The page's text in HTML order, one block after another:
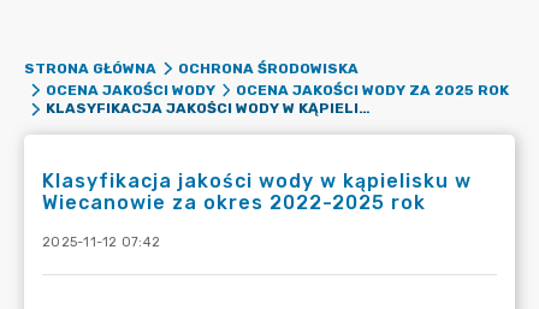
STRONA GŁÓWNA
OCHRONA ŚRODOWISKA
OCENA JAKOŚCI WODY
OCENA JAKOŚCI WODY ZA 2025 ROK
KLASYFIKACJA JAKOŚCI WODY W KĄPIELISKU W WIECANOWIE ZA OKRES 2022-2025 ROK
Klasyfikacja jakości wody w kąpielisku w
Wiecanowie za okres 2022-2025 rok
2025-11-12 07:42